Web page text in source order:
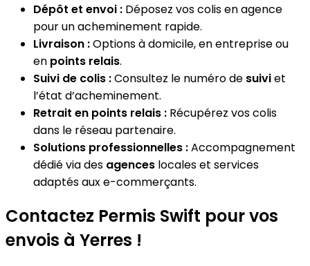
Dépôt et envoi : Déposez vos colis en agence
pour un acheminement rapide.
Livraison :Options à domicile, en entreprise ou
en points relais.
Suivi de colis :Consultez le numéro de suiviet
l’état d’acheminement.
Retrait en points relais : Récupérez vos colis
dans le réseau partenaire.
Solutions professionnelles :Accompagnement
dédié via des agences locales et services
adaptés aux e-commerçants.
Contactez Permis Swift pour vos
envois à Yerres !